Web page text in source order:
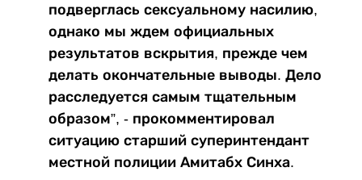
подверглась сексуальному насилию,
однако мы ждем официальных
результатов вскрытия, прежде чем
делать окончательные выводы. Дело
расследуется самым тщательным
образом”, - прокомментировал
ситуацию старший суперинтендант
местной полиции Амитабх Синха.